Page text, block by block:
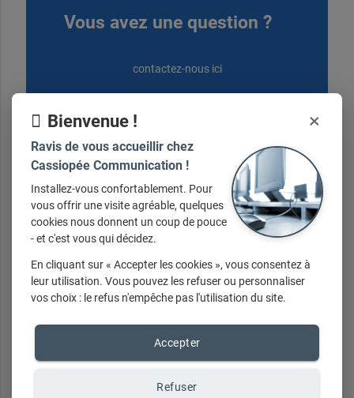
Vous avez une question ?
contactez-nous ici
Nos horaires
Du lundi au samedi de 8h00 à 21h00 Sur
RV uniquement
Bienvenue ! ×
Ravis de vous accueillir chez
Cassiopée Communication !
Installez-vous confortablement. Pour
vous offrir une visite agréable, quelques
cookies nous donnent un coup de pouce
- et c'est vous qui décidez.
En cliquant sur « Accepter les cookies », vous consentez à
leur utilisation. Vous pouvez les refuser ou personnaliser
vos choix : le refus n'empêche pas l'utilisation du site.
Accepter
Refuser